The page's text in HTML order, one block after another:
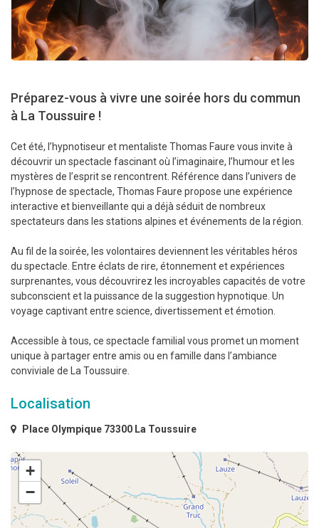
Préparez-vous à vivre une soirée hors du commun
à La Toussuire !
Cet été, l’hypnotiseur et mentaliste Thomas Faure vous invite à
découvrir un spectacle fascinant où l’imaginaire, l’humour et les
mystères de l’esprit se rencontrent. Référence dans l’univers de
l’hypnose de spectacle, Thomas Faure propose une expérience
interactive et bienveillante qui a déjà séduit de nombreux
spectateurs dans les stations alpines et événements de la région.
Au fil de la soirée, les volontaires deviennent les véritables héros
du spectacle. Entre éclats de rire, étonnement et expériences
surprenantes, vous découvrirez les incroyables capacités de votre
subconscient et la puissance de la suggestion hypnotique. Un
voyage captivant entre science, divertissement et émotion.
Accessible à tous, ce spectacle familial vous promet un moment
unique à partager entre amis ou en famille dans l’ambiance
conviviale de La Toussuire.
Localisation
Place Olympique 73300 La Toussuire
+
−